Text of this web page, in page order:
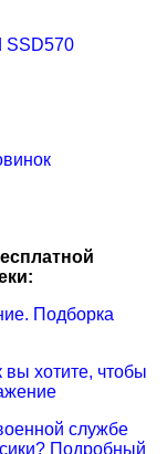
SSD570
Подборка
вы хотите, чтобы
службе
Подробный